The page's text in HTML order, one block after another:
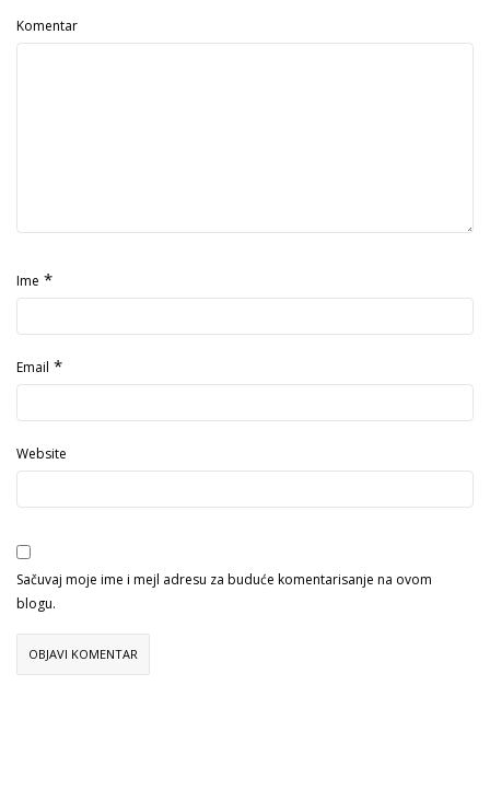
Komentar
Ime *
Email *
Website
Sačuvaj moje ime i mejl adresu za buduće komentarisanje na ovom
blogu.